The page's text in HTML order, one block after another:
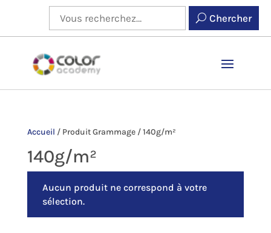
Chercher
Accueil / Produit Grammage/140g/m²
140g/m²
Aucun produit ne correspond à votre
sélection.